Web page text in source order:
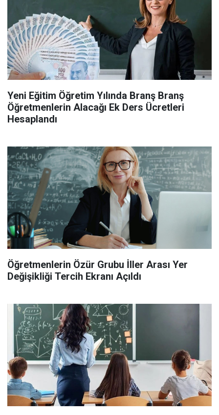
Yeni Eğitim Öğretim Yılında Branş Branş
Öğretmenlerin Alacağı Ek Ders Ücretleri
Hesaplandı
Öğretmenlerin Özür Grubu İller Arası Yer
Değişikliği Tercih Ekranı Açıldı